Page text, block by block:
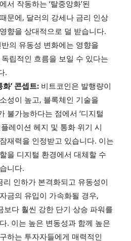
서 작동하는 ‘탈중앙화’된
문에, 달러의 강세나 금리 인상
향을 상대적으로 덜 받습니다.
의 유동성 변화에는 영향을
립적인 흐름을 보일 수 있다는
.
화’ 콘셉트: 비트코인은 발행량이
성이 높고, 블록체인 기술을
불가능하다는 점에서 ‘디지털
레이션 헤지 및 통화 위기 시
재력을 인정받고 있습니다. 이는
을 디지털 환경에서 대체할 수
니다.
리 인하가 본격화되고 유동성이
금의 유입이 가속화될 경우,
보다 훨씬 강한 단기 상승 파워를
. 이는 높은 변동성과 함께 높은
하는 투자자들에게 매력적인